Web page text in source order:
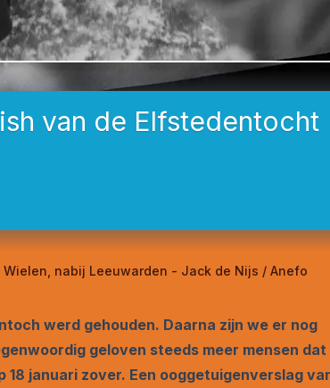
van de Elfstedentocht
nabij Leeuwarden - Jack de Nijs / Anefo
werd gehouden. Daarna zijn we er nog
geloven steeds meer mensen dat
januari zover. Een ooggetuigenverslag